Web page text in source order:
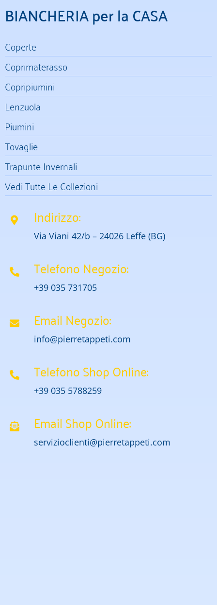
BIANCHERIA per la CASA
Coperte
Coprimaterasso
Copripiumini
Lenzuola
Piumini
Tovaglie
Trapunte Invernali
Vedi Tutte Le Collezioni
Indirizzo:
Via Viani 42/b – 24026 Leffe (BG)
Telefono Negozio:
+39 035 731705
Email Negozio:
info@pierretappeti.com
Telefono Shop Online:
+39 035 5788259
Email Shop Online:
servizioclienti@pierretappeti.com